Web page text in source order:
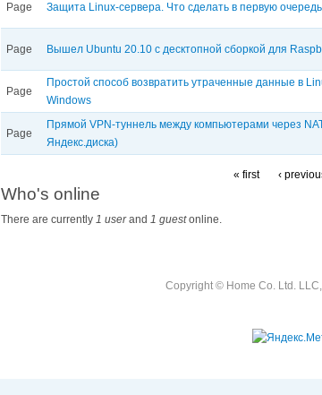
Page Защита Linux-сервера. Что сделать в первую очередь
Page Вышел Ubuntu 20.10 с десктопной сборкой для
Page
Простой способ возвратить утраченные данные в
Windows
Page
Прямой VPN-туннель между компьютерами через
Яндекс.диска)
« first ‹
Who's online
There are currently 1 userand 1 guestonline.
Copyright © Home Co. Ltd.